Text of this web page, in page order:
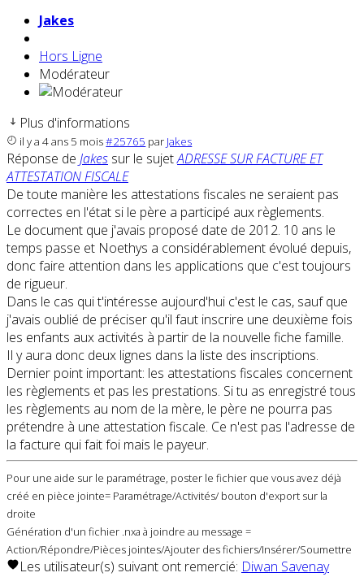
Jakes
Hors Ligne
Modérateur
Plus d'informations
il y a 4 ans 5 mois#25765 par Jakes
Réponse de Jakes sur le sujetADRESSE SUR FACTURE ET
ATTESTATION FISCALE
De toute manière les attestations fiscales ne seraient pas
correctes en l'état si le père a participé aux règlements.
Le document que j'avais proposé date de 2012. 10 ans le
temps passe et Noethys a considérablement évolué depuis,
donc faire attention dans les applications que c'est toujours
de rigueur.
Dans le cas qui t'intéresse aujourd'hui c'est le cas, sauf que
j'avais oublié de préciser qu'il faut inscrire une deuxième fois
les enfants aux activités à partir de la nouvelle fiche famille.
Il y aura donc deux lignes dans la liste des inscriptions.
Dernier point important: les attestations fiscales concernent
les règlements et pas les prestations. Si tu as enregistré tous
les règlements au nom de la mère, le père ne pourra pas
prétendre à une attestation fiscale. Ce n'est pas l'adresse de
la facture qui fait foi mais le payeur.
Pour une aide sur le paramétrage, poster le fichier que vous avez déjà
créé en pièce jointe= Paramétrage/Activités/ bouton d'export sur la
droite
Génération d'un fichier .nxa à joindre au message =
Action/Répondre/Pièces jointes/Ajouter des fichiers/Insérer/Soumettre
Les utilisateur(s) suivant ont remercié: Diwan Savenay